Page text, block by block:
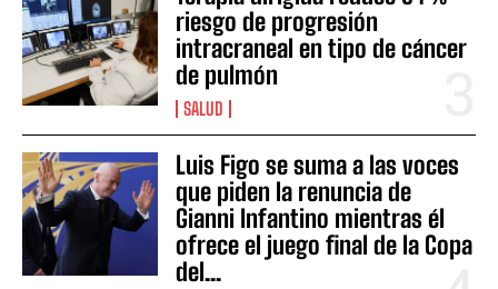
riesgo de progresión
intracraneal en tipo de cáncer
de pulmón
SALUD
Luis Figo se suma a las voces
que piden la renuncia de
Gianni Infantino mientras él
ofrece el juego final de la Copa
del...